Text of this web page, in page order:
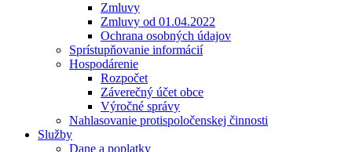
Zmluvy
Zmluvy od 01.04.2022
Ochrana osobných údajov
Sprístupňovanie informácií
Hospodárenie
Rozpočet
Záverečný účet obce
Výročné správy
Nahlasovanie protispoločenskej činnosti
Služby
Dane a poplatky